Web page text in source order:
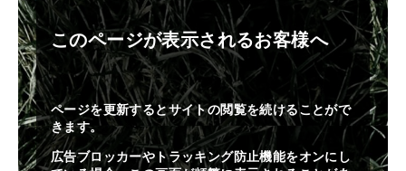
このページが表示されるお客様へ
ページを更新するとサイトの閲覧を続けることがで
きます。
広告ブロッカーやトラッキング防止機能をオンにし